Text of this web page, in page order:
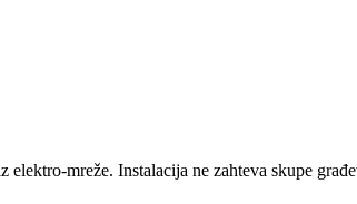
mreže. Instalacija ne zahteva skupe